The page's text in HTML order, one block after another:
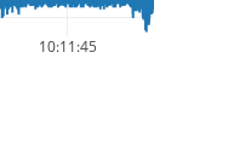
10:11:45